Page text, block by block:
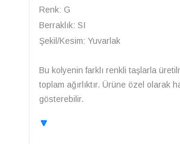
Renk: G
Berraklık: SI
Şekil/Kesim: Yuvarlak
Bu kolyenin farklı renkli taşlarla
toplam ağırlıktır. Ürüne özel olarak
gösterebilir.
🔽